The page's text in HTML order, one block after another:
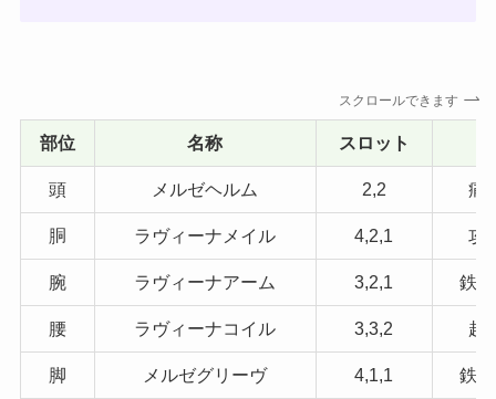
スクロールできます
部位 名称 スロット
頭 メルゼヘルム 2,2 痛
胴 ラヴィーナメイル 4,2,1 攻
腕 ラヴィーナアーム 3,2,1 鉄
腰 ラヴィーナコイル 3,3,2 超
脚 メルゼグリーヴ 4,1,1 鉄